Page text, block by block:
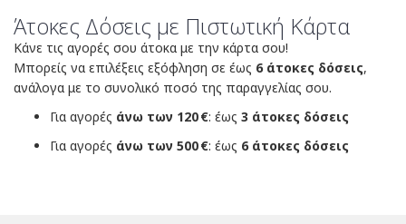
Άτοκες Δόσεις με Πιστωτική Κάρτα
Κάνε τις αγορές σου άτοκα με την κάρτα σου!
Μπορείς να επιλέξεις εξόφληση σε έως 6 άτοκες δόσεις,
ανάλογα με το συνολικό ποσό της παραγγελίας σου.
Για αγορές άνω των 120 €: έως 3 άτοκες δόσεις
Για αγορές άνω των 500 €: έως 6 άτοκες δόσεις